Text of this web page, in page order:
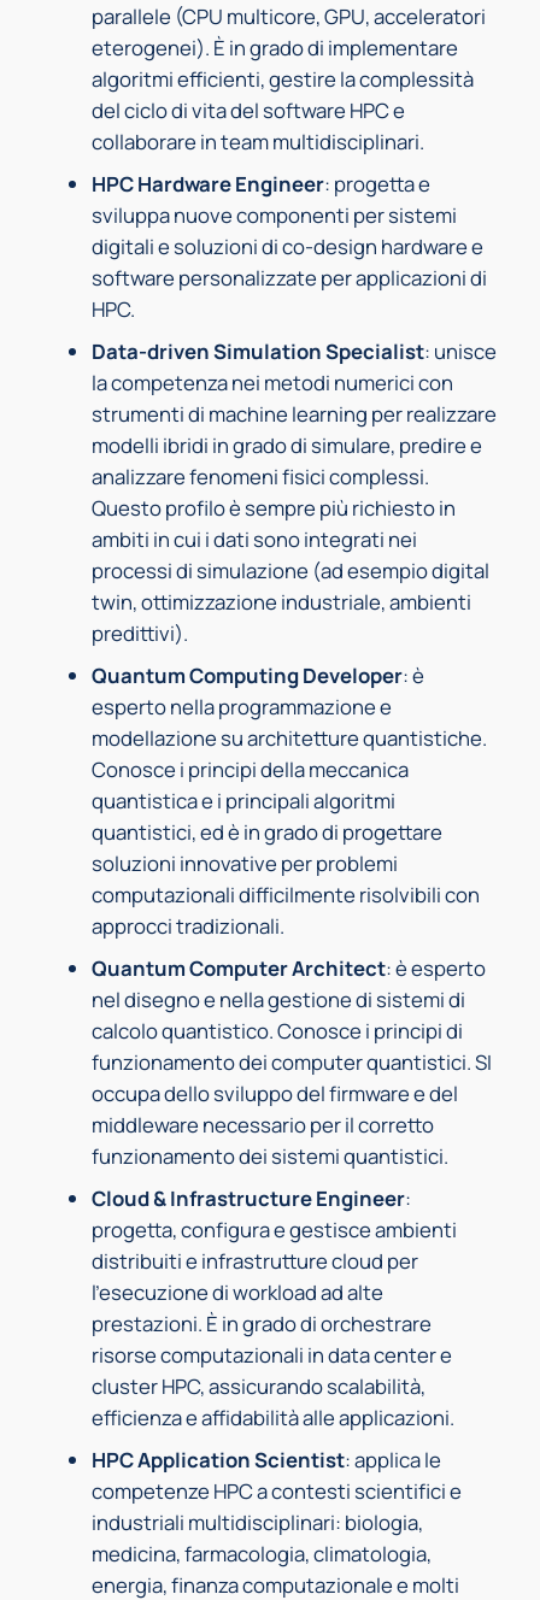
parallele (CPU multicore, GPU, acceleratori
eterogenei). È in grado di implementare
algoritmi efficienti, gestire la complessità
del ciclo di vita del software HPC e
collaborare in team multidisciplinari.
HPC Hardware Engineer: progetta e
sviluppa nuove componenti per sistemi
digitali e soluzioni di co-design hardware e
software personalizzate per applicazioni di
HPC.
Data-driven Simulation Specialist: unisce
la competenza nei metodi numerici con
strumenti di machine learning per realizzare
modelli ibridi in grado di simulare, predire e
analizzare fenomeni fisici complessi.
Questo profilo è sempre più richiesto in
ambiti in cui i dati sono integrati nei
processi di simulazione (ad esempio digital
twin, ottimizzazione industriale, ambienti
predittivi).
Quantum Computing Developer: è
esperto nella programmazione e
modellazione su architetture quantistiche.
Conosce i principi della meccanica
quantistica e i principali algoritmi
quantistici, ed è in grado di progettare
soluzioni innovative per problemi
computazionali difficilmente risolvibili con
approcci tradizionali.
Quantum Computer Architect: è esperto
nel disegno e nella gestione di sistemi di
calcolo quantistico. Conosce i principi di
funzionamento dei computer quantistici. SI
occupa dello sviluppo del firmware e del
middleware necessario per il corretto
funzionamento dei sistemi quantistici.
Cloud & Infrastructure Engineer:
progetta, configura e gestisce ambienti
distribuiti e infrastrutture cloud per
l’esecuzione di workload ad alte
prestazioni. È in grado di orchestrare
risorse computazionali in data center e
cluster HPC, assicurando scalabilità,
efficienza e affidabilità alle applicazioni.
HPC Application Scientist: applica le
competenze HPC a contesti scientifici e
industriali multidisciplinari: biologia,
medicina, farmacologia, climatologia,
energia, finanza computazionale e molti